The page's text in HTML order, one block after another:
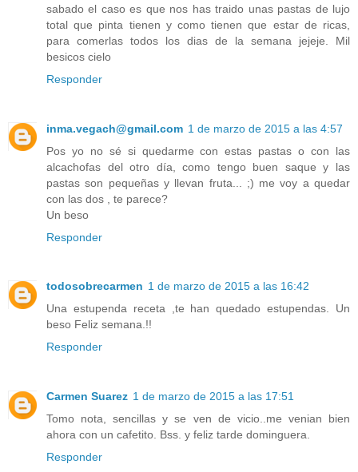
sabado el caso es que nos has traido unas pastas de lujo
total que pinta tienen y como tienen que estar de ricas,
para comerlas todos los dias de la semana jejeje. Mil
besicos cielo
Responder
inma.vegach@gmail.com 1 de marzo de 2015 a las 4:57
Pos yo no sé si quedarme con estas pastas o con las
alcachofas del otro día, como tengo buen saque y las
pastas son pequeñas y llevan fruta... ;) me voy a quedar
con las dos , te parece?
Un beso
Responder
todosobrecarmen 1 de marzo de 2015 a las 16:42
Una estupenda receta ,te han quedado estupendas. Un
beso Feliz semana.!!
Responder
Carmen Suarez 1 de marzo de 2015 a las 17:51
Tomo nota, sencillas y se ven de vicio..me venian bien
ahora con un cafetito. Bss. y feliz tarde dominguera.
Responder